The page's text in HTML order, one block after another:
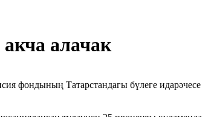
алачак
фондының Татарстандагы бүлеге идарәчесе